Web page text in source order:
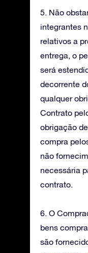
5. Não
integrantes
relativos a
entrega, o
será
decorrente
qualquer
Contrato
obrigação
compra
não
necessária
contrato.
6. O
bens
são